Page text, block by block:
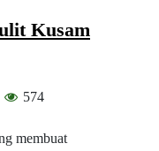
Kusam
574
membuat